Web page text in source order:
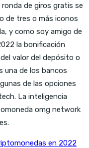
de giros gratis se
de tres o más iconos
y como soy amigo de
la bonificación
valor del depósito o
una de los bancos
de las opciones
La inteligencia
omg network
en 2022